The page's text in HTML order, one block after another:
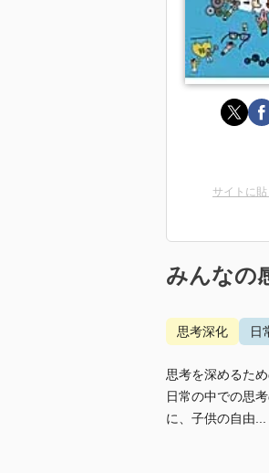
サイトに貼
みんなの
思考深化 日
思考を深めるた
日常の中での思
に、子供の自由...